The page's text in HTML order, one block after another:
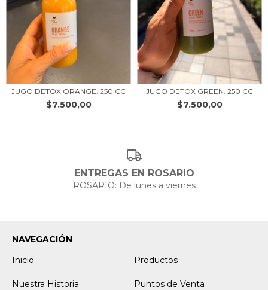
JUGO DETOX ORANGE. 250 CC
$7.500,00
JUGO DETOX GREEN. 250 CC
$7.500,00
ENTREGAS EN ROSARIO
ROSARIO: De lunes a viernes
NAVEGACIÓN
Inicio
Productos
Nuestra Historia Puntos de Venta